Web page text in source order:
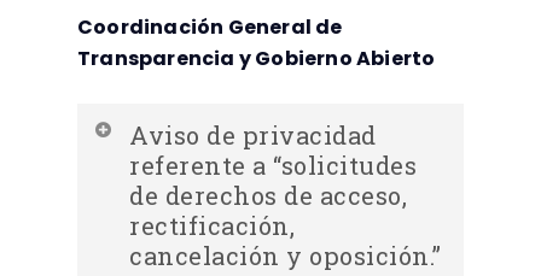
Coordinación General de
Transparencia y Gobierno Abierto
Aviso de privacidad
referente a “solicitudes
de derechos de acceso,
rectificación,
cancelación y oposición.”